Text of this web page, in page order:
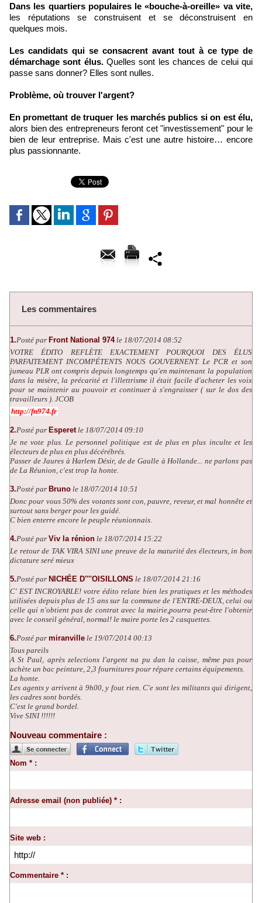
Dans les quartiers populaires le «bouche-à-oreille» va vite,
les réputations se construisent et se déconstruisent en
quelques mois.
Les candidats qui se consacrent avant tout à ce type de
démarchage sont élus.Quelles sont les chances de celui qui
passe sans donner? Elles sont nulles.
Problème, où trouver l'argent?
En promettant de truquer les marchés publics si on est élu,
alors bien des entrepreneurs feront cet "investissement" pour le
bien de leur entreprise. Mais c'est une autre histoire… encore
plus passionnante.
Les commentaires
1.Posté par Front National 974 le 18/07/2014 08:52
VOTRE ÉDITO REFLÈTE EXACTEMENT POURQUOI DES ÉLUS
PARFAITEMENT INCOMPÉTENTS NOUS GOUVERNENT. Le PCR et son
jumeau PLR ont compris depuis longtemps qu'en maintenant la population
dans la misère, la précarité et l'illettrisme il était facile d'acheter les voix
pour se maintenir au pouvoir et continuer à s'engraisser ( sur le dos des
travailleurs ). JCOB
http://fn974.fr
2.Posté par Esperet le 18/07/2014 09:10
Je ne vote plus. Le personnel politique est de plus en plus inculte et les
électeurs de plus en plus décérébrés.
Passer de Jaures à Harlem Désir, de de Gaulle à Hollande... ne parlons pas
de La Réunion, c'est trop la honte.
3.Posté par Bruno le 18/07/2014 10:51
Donc pour vous 50% des votants sont con, pauvre, reveur, et mal honnête et
surtout sans berger pour les guidé.
C bien enterre encore le peuple réunionnais.
4.Posté par Viv la rénion le 18/07/2014 15:22
Le retour de TAK VIRA SINI une preuve de la maturité des électeurs, in bon
dictature seré mieux
5.Posté par NICHÉE D''''OISILLONS le 18/07/2014 21:16
C' EST INCROYABLE! votre édito relate bien les pratiques et les méthodes
utilisées depuis plus de 15 ans sur la commune de l'ENTRE-DEUX, celui ou
celle qui n'obtient pas de contrat avec la mairie,pourra peut-être l'obtenir
avec le conseil général, normal! le maire porte les 2 casquettes.
6.Posté par miranville le 19/07/2014 00:13
Tous pareils
A St Paul, après zelections l'argent na pu dan la caisse, même pas pour
achète un bac peinture, 2,3 fournitures pour répare certains équipements.
La honte.
Les agents y arrivent à 9h00, y fout rien. C'e sont les militants qui dirigent,
les cadres sont bordés.
C'est le grand bordel.
Vive SINI !!!!!!
Nouveau commentaire :
Nom * :
Adresse email (non publiée) * :
Site web :
Commentaire * :